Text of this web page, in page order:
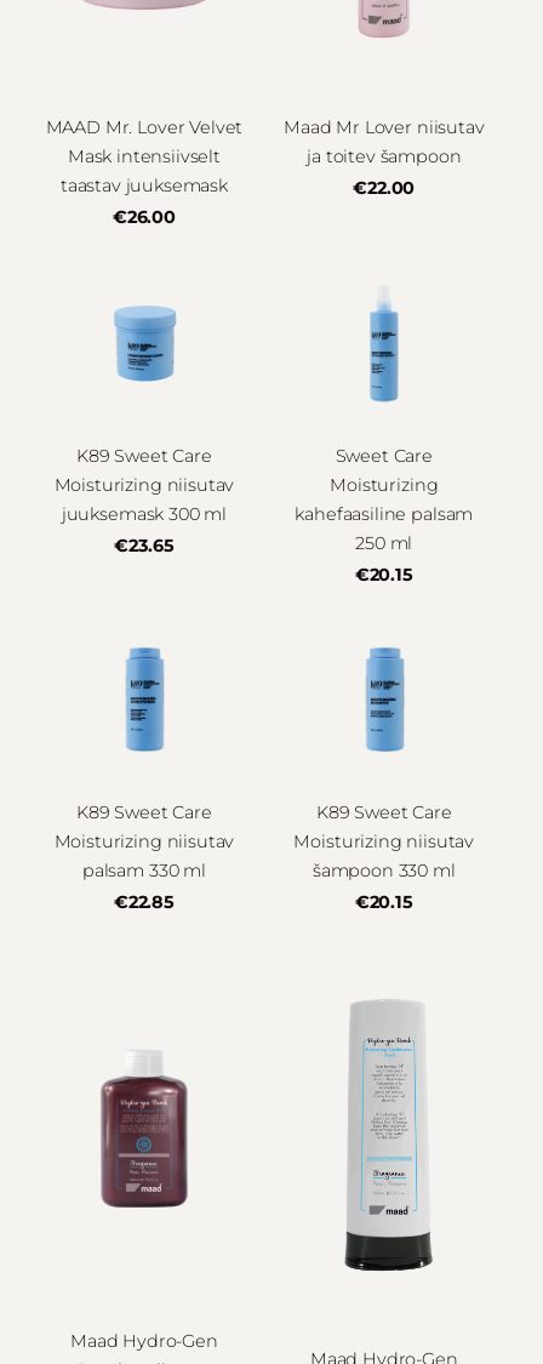
MAAD Mr. Lover Velvet
Mask intensiivselt
taastav juuksemask
€26.00
Maad Mr Lover niisutav
ja toitev šampoon
€22.00
K89 Sweet Care
Moisturizing niisutav
juuksemask 300 ml
€23.65
Sweet Care
Moisturizing
kahefaasiline palsam
250 ml
€20.15
K89 Sweet Care
Moisturizing niisutav
palsam 330 ml
€22.85
K89 Sweet Care
Moisturizing niisutav
šampoon 330 ml
€20.15
Maad Hydro-Gen
Maad Hydro-Gen